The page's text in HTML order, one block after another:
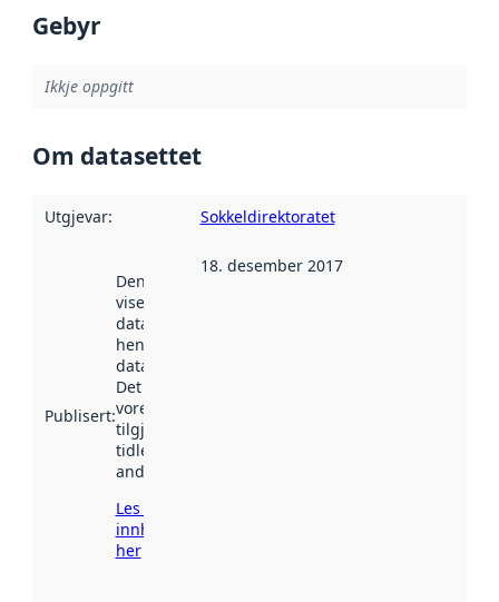
Gebyr
Ikkje oppgitt
Om datasettet
Utgjevar: Sokkeldirektoratet
Publisert:
Denne datoen
viser når
datasettet vart
henta inn av
data.norge.no.
Det kan ha
vore
tilgjengeleg
tidlegare
andre stader.
Les meir om
innhenting
her
18. desember 2017